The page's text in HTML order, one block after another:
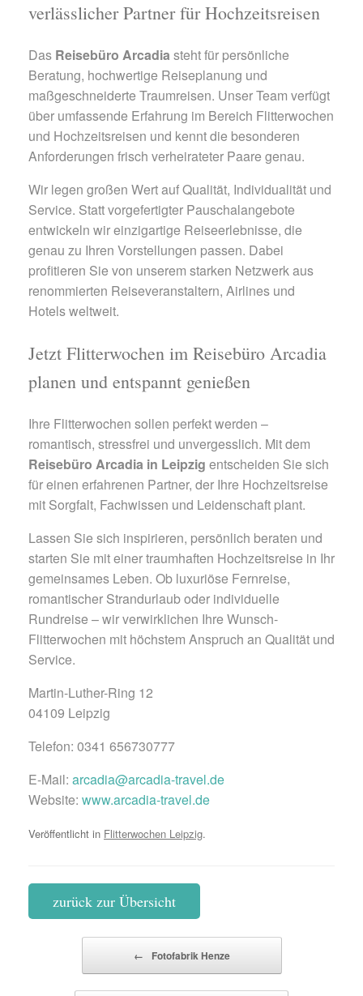
verlässlicher Partner für Hochzeitsreisen
Das Reisebüro Arcadia steht für persönliche
Beratung, hochwertige Reiseplanung und
maßgeschneiderte Traumreisen. Unser Team verfügt
über umfassende Erfahrung im Bereich Flitterwochen
und Hochzeitsreisen und kennt die besonderen
Anforderungen frisch verheirateter Paare genau.
Wir legen großen Wert auf Qualität, Individualität und
Service. Statt vorgefertigter Pauschalangebote
entwickeln wir einzigartige Reiseerlebnisse, die
genau zu Ihren Vorstellungen passen. Dabei
profitieren Sie von unserem starken Netzwerk aus
renommierten Reiseveranstaltern, Airlines und
Hotels weltweit.
Jetzt Flitterwochen im Reisebüro Arcadia
planen und entspannt genießen
Ihre Flitterwochen sollen perfekt werden –
romantisch, stressfrei und unvergesslich. Mit dem
Reisebüro Arcadia in Leipzig entscheiden Sie sich
für einen erfahrenen Partner, der Ihre Hochzeitsreise
mit Sorgfalt, Fachwissen und Leidenschaft plant.
Lassen Sie sich inspirieren, persönlich beraten und
starten Sie mit einer traumhaften Hochzeitsreise in Ihr
gemeinsames Leben. Ob luxuriöse Fernreise,
romantischer Strandurlaub oder individuelle
Rundreise – wir verwirklichen Ihre Wunsch-
Flitterwochen mit höchstem Anspruch an Qualität und
Service.
Martin-Luther-Ring 12
04109 Leipzig
Telefon: 0341 656730777
E-Mail: arcadia@arcadia-travel.de
Website: www.arcadia-travel.de
Veröffentlicht in Flitterwochen Leipzig.
zurück zur Übersicht
← Fotofabrik Henze